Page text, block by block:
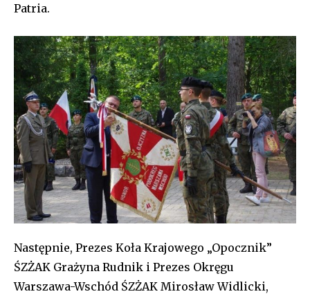
Patria.
Następnie, Prezes Koła Krajowego „Opocznik”
ŚZŻAK Grażyna Rudnik i Prezes Okręgu
Warszawa-Wschód ŚZŻAK Mirosław Widlicki,